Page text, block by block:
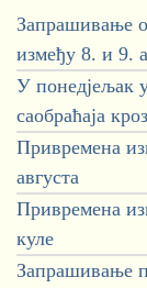
Запрашивање
између 8. и 9.
У понедјељак
саобраћаја
Привремена
августа
Привремена
куле
Запрашивање